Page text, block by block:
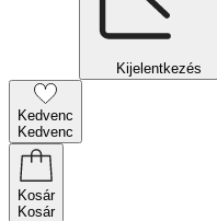
Kijelentkezés
Kedvenc
Kedvenc
Kosár
Kosár